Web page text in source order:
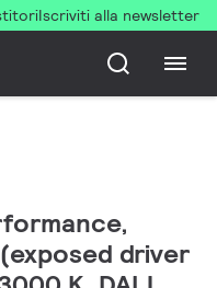
Iscriviti alla newsletter
driver